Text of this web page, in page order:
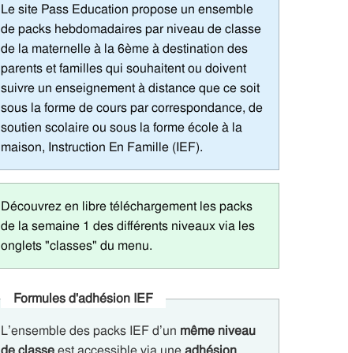
Le site Pass Education propose un ensemble
de packs hebdomadaires par niveau de classe
de la maternelle à la 6ème à destination des
parents et familles qui souhaitent ou doivent
suivre un enseignement à distance que ce soit
sous la forme de cours par correspondance, de
soutien scolaire ou sous la forme école à la
maison, Instruction En Famille (IEF).
Découvrez en libre téléchargement les packs
de la semaine 1 des différents niveaux via les
onglets "classes" du menu.
Formules d'adhésion IEF
L’ensemble des packs IEF d’un même niveau